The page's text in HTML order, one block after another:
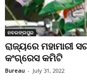
ନବରଙ୍ଗପୁର
ରାଜ୍ୟରେ ମହାମାରୀ
କଂଗ୍ରେସ କମିଟି
Bureau - July 31, 2022